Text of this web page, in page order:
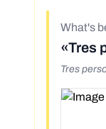
What's
«Tres
Tres